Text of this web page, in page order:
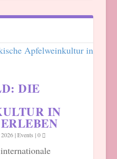
DIE
IN
|Events |0